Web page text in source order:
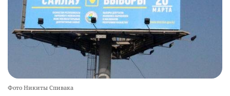
Фото Никиты Спивака